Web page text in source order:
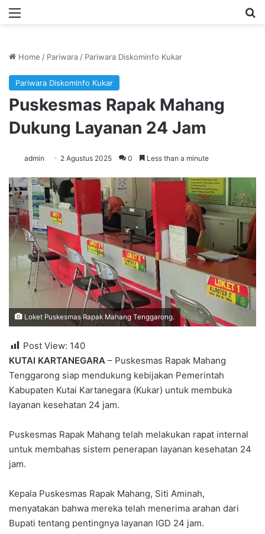
Menu
Home / Pariwara / Pariwara Diskominfo Kukar
Pariwara Diskominfo Kukar
Puskesmas Rapak Mahang
Dukung Layanan 24 Jam
admin 2 Agustus 2025 0 Less than a minute
Loket Puskesmas Rapak Mahang Tenggarong.
Post View: 140
KUTAI KARTANEGARA – Puskesmas Rapak Mahang
Tenggarong siap mendukung kebijakan Pemerintah
Kabupaten Kutai Kartanegara (Kukar) untuk membuka
layanan kesehatan 24 jam.
Puskesmas Rapak Mahang telah melakukan rapat internal
untuk membahas sistem penerapan layanan kesehatan 24
jam.
Kepala Puskesmas Rapak Mahang, Siti Aminah,
menyatakan bahwa mereka telah menerima arahan dari
Bupati tentang pentingnya layanan IGD 24 jam.